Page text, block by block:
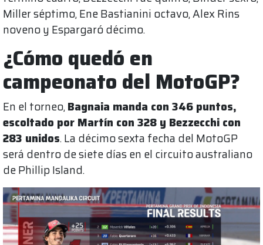
Miller séptimo, Ene Bastianini octavo, Alex Rins
noveno y Espargaró décimo.
¿Cómo quedó en
campeonato del MotoGP?
En el torneo,Bagnaia manda con 346 puntos,
escoltado por Martín con 328 y Bezzecchi con
283 unidos. La décimo sexta fecha del MotoGP
será dentro de siete días en el circuito australiano
de Phillip Island.